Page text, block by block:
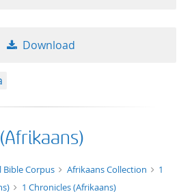
Download
Corpus Afrikaans Collection
1
1 Chronicles (Afrikaans)